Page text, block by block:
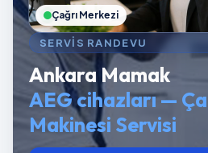
SERVIS RANDEVU
Ankara Mamak
AEG cihazları —
Makinesi Servisi
Çağrı Merkezi